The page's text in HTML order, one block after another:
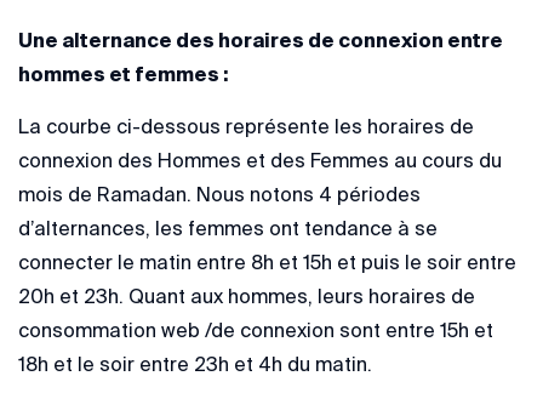
Une alternance des horaires de connexion entre
hommes et femmes :
La courbe ci-dessous représente les horaires de
connexion des Hommes et des Femmes au cours du
mois de Ramadan. Nous notons 4 périodes
d’alternances, les femmes ont tendance à se
connecter le matin entre 8h et 15h et puis le soir entre
20h et 23h. Quant aux hommes, leurs horaires de
consommation web /de connexion sont entre 15h et
18h et le soir entre 23h et 4h du matin.